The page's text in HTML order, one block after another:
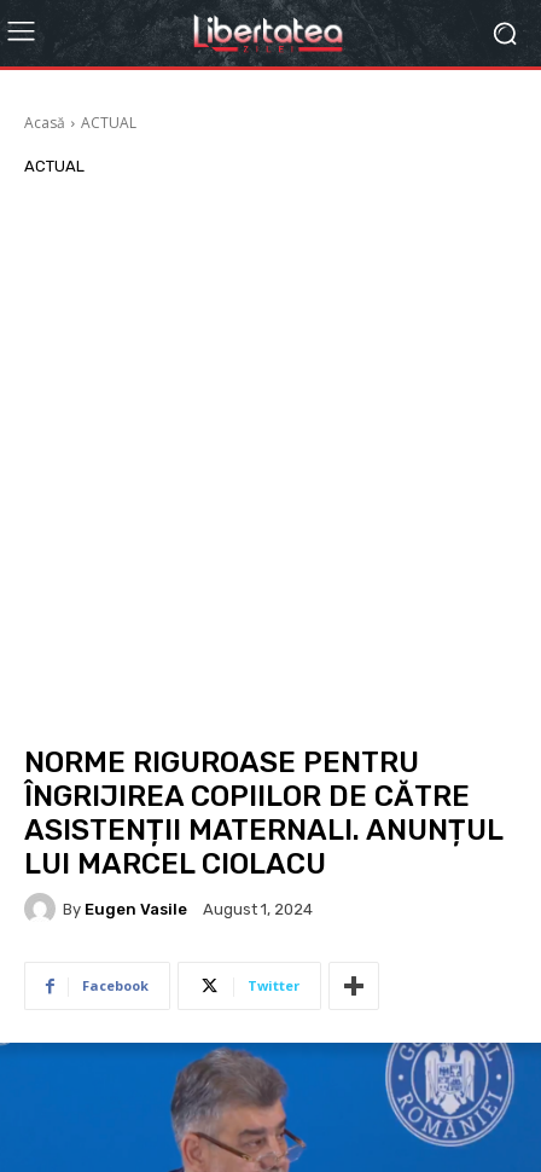
Acasă ACTUAL
ACTUAL
NORME RIGUROASE PENTRU
ÎNGRIJIREA COPIILOR DE CĂTRE
ASISTENȚII MATERNALI. ANUNȚUL
LUI MARCEL CIOLACU
By Eugen Vasile August 1, 2024
Facebook Twitter